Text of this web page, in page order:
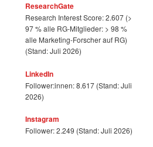
ResearchGate
Research Interest Score: 2.607 (>
97 % alle RG-Mitglieder: > 98 %
alle Marketing-Forscher auf RG)
(Stand: Juli 2026)
LinkedIn
Follower:innen: 8.617 (Stand: Juli
2026)
Instagram
Follower: 2.249 (Stand: Juli 2026)